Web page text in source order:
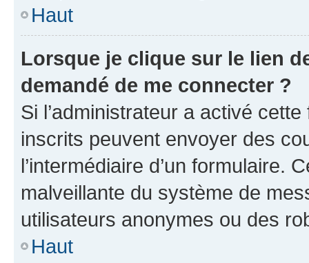
Haut
Lorsque je clique sur le lien
demandé de me connecter ?
Si l’administrateur a activé
inscrits peuvent envoyer des
l’intermédiaire d’un formulaire.
malveillante du système de
utilisateurs anonymes ou des
Haut